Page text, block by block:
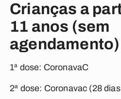
Crianças a
11 anos (sem
agendamento)
1ª dose: CoronavaC
2ª dose: Coronavac (28